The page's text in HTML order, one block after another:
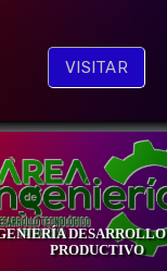
VISITAR
PRODUCTIVO